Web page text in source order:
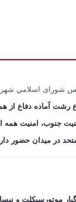
شورای اسلامي
رشت آماده دفاع از
جنوب، امنیت همه
در میدان حضور
موتورسیکلت و